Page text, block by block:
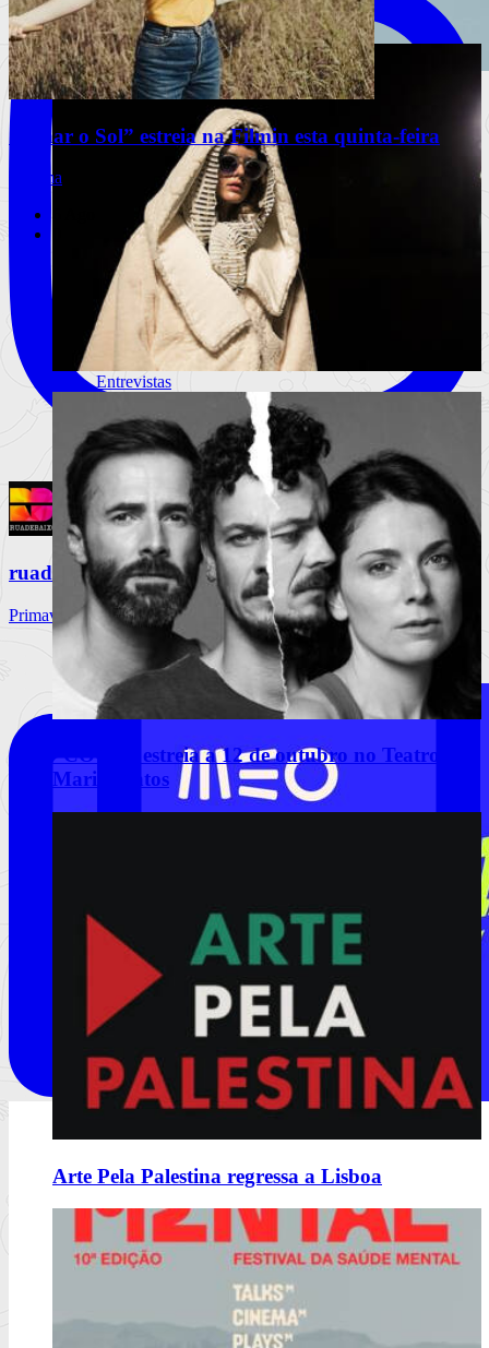
Modalisboa Kiss | Dia 3
Portugal Fashion 2016 – Lisboa
Sanjo e Regula apresentam edição
limitada do Riva Boat Shoe
A colaboração une a herança do calçado português à
linguagem visual do r
+
Notícias
Teatro
Dança
Exposições
Festivais
Entrevistas
“COCK” estreia a 12 de outubro no Teatro
Maria Matos
Arte Pela Palestina regressa a Lisboa
MEO Commedia A La Carte Fest
reforça cartaz com novos espetáculos
“Olhar o Sol” estreia na Filmin esta quinta-feira
Cinema
ruadebaixo
Primavera Sound Porto, dia 3. @primaverasound_port